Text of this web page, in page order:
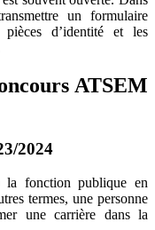
un formulaire
pièces d’identité et les
ATSEM
2024
la fonction publique en
termes, une personne
une carrière dans la